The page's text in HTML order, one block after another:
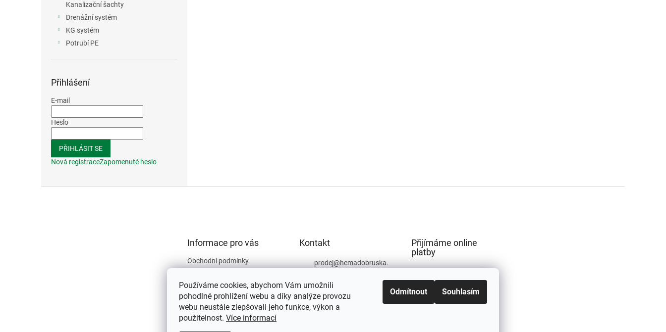
Používáme cookies, abychom Vám umožnili
pohodlné prohlížení webu a díky analýze provozu
webu neustále zlepšovali jeho funkce, výkon a
použitelnost. Více informací
Odmítnout Souhlasím
Kanalizační šachty
Drenážní systém
KG systém
Potrubí PE
Přihlášení
E-mail
Heslo
PŘIHLÁSIT SE
Nová registraceZapomenuté heslo
Informace pro vás
Obchodní podmínky
údajů
Kontakty
O nás
Kontakt
prodej@hemadobruska.
494 623 129
Přijímáme online
platby